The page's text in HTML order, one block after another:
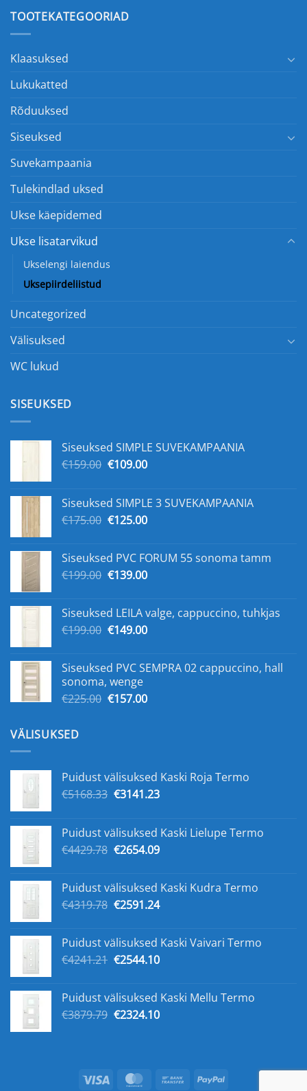
TOOTEKATEGOORIAD
Klaasuksed
Lukukatted
Rõduuksed
Siseuksed
Suvekampaania
Tulekindlad uksed
Ukse käepidemed
Ukse lisatarvikud
Ukselengi laiendus
Uksepiirdeliistud
Uncategorized
Välisuksed
WC lukud
SISEUKSED
Siseuksed SIMPLE SUVEKAMPAANIA
€159.00 Algne
€159.00.
€109.00Praegune
€109.00.
Siseuksed SIMPLE 3 SUVEKAMPAANIA
€175.00 Algne
€175.00.
€125.00Praegune
€125.00.
Siseuksed PVC FORUM 55 sonoma tamm
€199.00 Algne
€199.00.
€139.00Praegune
€139.00.
Siseuksed LEILA valge, cappuccino, tuhkjas
€199.00 Algne
€199.00.
€149.00Praegune
€149.00.
Siseuksed PVC SEMPRA 02 cappuccino, hall
sonoma, wenge
€225.00 Algne
€157.00Praegune
VÄLISUKSED
Puidust välisuksed Kaski Roja Termo
€5168.33 Algne
€5168.33.
€3141.23Praegune
€3141.23.
Puidust välisuksed Kaski Lielupe Termo
€4429.78 Algne
€4429.78.
€2654.09Praegune
€2654.09.
Puidust välisuksed Kaski Kudra Termo
€4319.78 Algne
€4319.78.
€2591.24Praegune
€2591.24.
Puidust välisuksed Kaski Vaivari Termo
€4241.21 Algne
€4241.21.
€2544.10Praegune
€2544.10.
Puidust välisuksed Kaski Mellu Termo
€3879.79 Algne
€2324.10Praegune